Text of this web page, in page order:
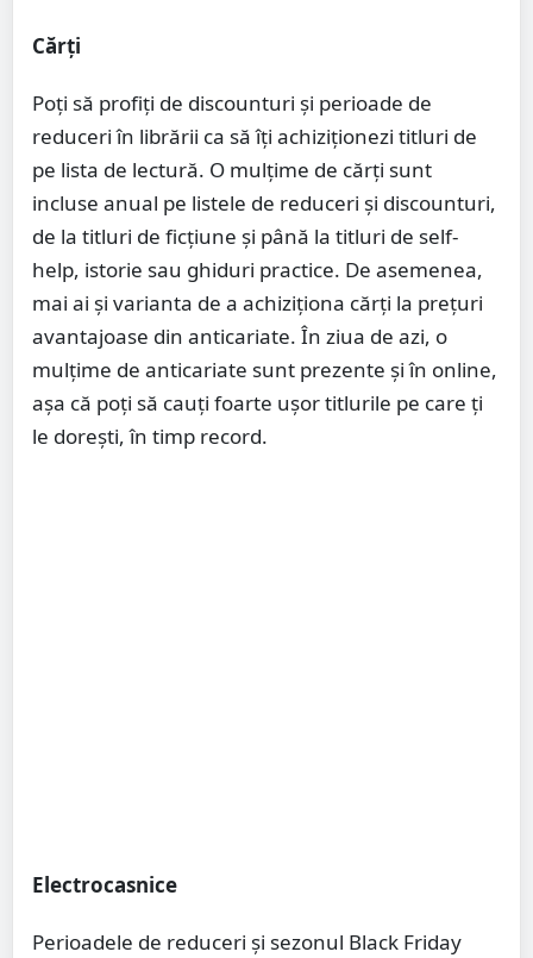
Cărţi
Poţi să profiţi de discounturi şi perioade de
reduceri în librării ca să îţi achiziţionezi titluri de
pe lista de lectură. O mulţime de cărţi sunt
incluse anual pe listele de reduceri şi discounturi,
de la titluri de ficţiune şi până la titluri de self-
help, istorie sau ghiduri practice. De asemenea,
mai ai şi varianta de a achiziţiona cărţi la preţuri
avantajoase din anticariate. În ziua de azi, o
mulţime de anticariate sunt prezente şi în online,
aşa că poţi să cauţi foarte uşor titlurile pe care ţi
le doreşti, în timp record.
Electrocasnice
Perioadele de reduceri şi sezonul Black Friday